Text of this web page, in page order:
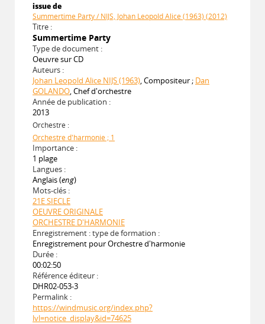
issue de
Summertime Party / NIJS, Johan Leopold Alice (1963) (2012)
Titre :
Summertime Party
Type de document :
Oeuvre sur CD
Auteurs :
Johan Leopold Alice NIJS (1963), Compositeur ; Dan
GOLANDO, Chef d'orchestre
Année de publication :
2013
Orchestre :
Orchestre d'harmonie ; 1
Importance :
1 plage
Langues :
Anglais (eng)
Mots-clés :
21E SIECLE
OEUVRE ORIGINALE
ORCHESTRE D'HARMONIE
Enregistrement : type de formation :
Enregistrement pour Orchestre d'harmonie
Durée :
00:02:50
Référence éditeur :
DHR02-053-3
Permalink :
https://windmusic.org/index.php?
lvl=notice_display&id=74625